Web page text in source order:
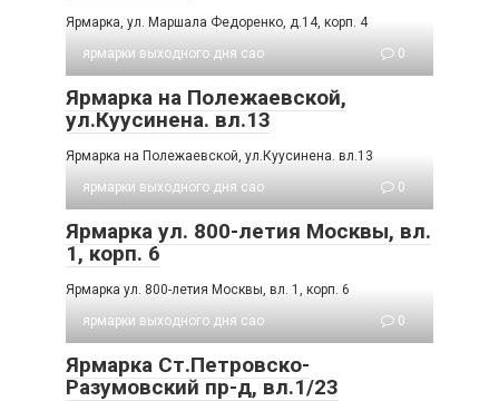
Ярмарка, ул. Маршала Федоренко, д.14, корп. 4
ярмарки выходного дня сао
0
Ярмарка на Полежаевской,
ул.Куусинена. вл.13
Ярмарка на Полежаевской, ул.Куусинена. вл.13
ярмарки выходного дня сао
0
Ярмарка ул. 800-летия Москвы, вл.
1, корп. 6
Ярмарка ул. 800-летия Москвы, вл. 1, корп. 6
ярмарки выходного дня сао
0
Ярмарка Ст.Петровско-
Разумовский пр-д, вл.1/23